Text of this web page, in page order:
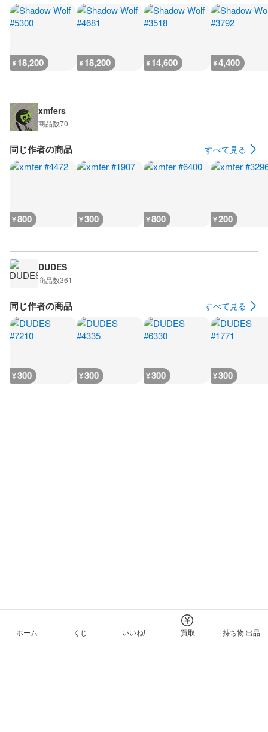
¥18,200 ¥18,200 ¥14,600 ¥4,400
xmfers
商品数70
同じ作者の商品 すべて見る
¥800 ¥300 ¥800 ¥200
DUDES
商品数361
同じ作者の商品 すべて見る
¥300 ¥300 ¥300 ¥300
ホーム くじ いいね! 買取 持ち物 出品